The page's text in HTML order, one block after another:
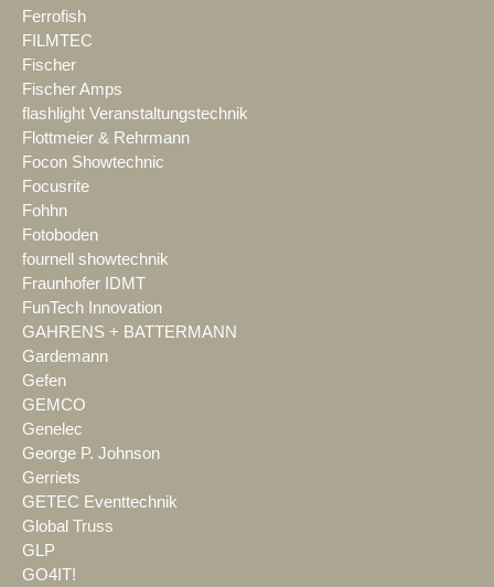
Ferrofish
FILMTEC
Fischer
Fischer Amps
flashlight Veranstaltungstechnik
Flottmeier & Rehrmann
Focon Showtechnic
Focusrite
Fohhn
Fotoboden
fournell showtechnik
Fraunhofer IDMT
FunTech Innovation
GAHRENS + BATTERMANN
Gardemann
Gefen
GEMCO
Genelec
George P. Johnson
Gerriets
GETEC Eventtechnik
Global Truss
GLP
GO4IT!